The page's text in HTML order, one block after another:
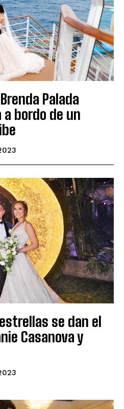
Palada
bordo de un
se dan el
Casanova y